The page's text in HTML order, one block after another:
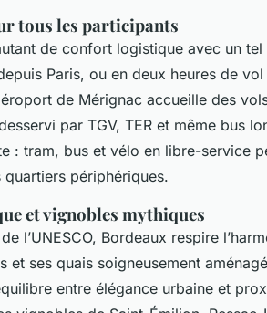
tous les participants
de confort logistique avec un
Paris, ou en deux heures de
de Mérignac accueille des
par TGV, TER et même bus
: tram, bus et vélo en libre-service
périphériques.
et vignobles mythiques
l’UNESCO, Bordeaux respire
et ses quais soigneusement
entre élégance urbaine et